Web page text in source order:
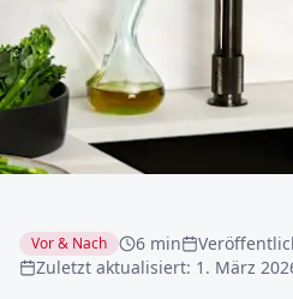
Vor & Nach 6 min
Zuletzt aktualisiert: 1. März